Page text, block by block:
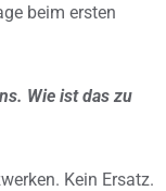
beim ersten
Wie ist das zu
Kein Ersatz.